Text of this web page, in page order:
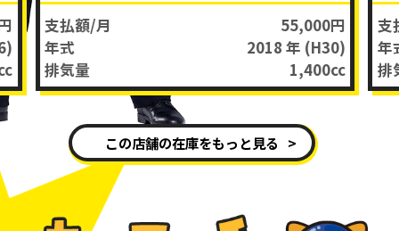
支払額/月
55,000円
年式
2018 年 (H30)
排気量
1,400cc
支
年
排
この店舗の在庫をもっと見る